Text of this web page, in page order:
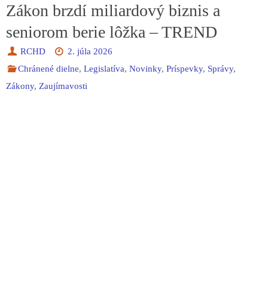
Zákon brzdí miliardový biznis a
seniorom berie lôžka – TREND
RCHD
2. júla 2026
Chránené dielne,Legislatíva,Novinky,Príspevky, Správy,
Zákony, Zaujímavosti